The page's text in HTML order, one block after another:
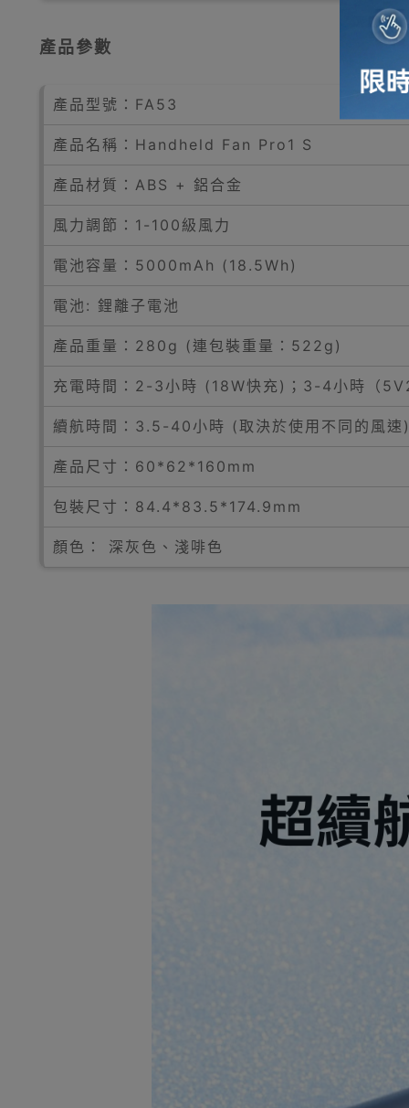
產品參數
產品型號：FA53
產品名稱：Handheld Fan Pro1 S
產品材質：ABS + 鋁合金
風力調節：1-100級風力
電池容量：5000mAh (18.5Wh)
電池: 鋰離子電池
產品重量：280g (連包裝重量：522g)
充電時間：2-3小時 (18W快充)；3-4小時（
續航時間：3.5-40小時 (取決於使用不同的風速
產品尺寸：60*62*160mm
包裝尺寸：84.4*83.5*174.9mm
顏色： 深灰色、淺啡色